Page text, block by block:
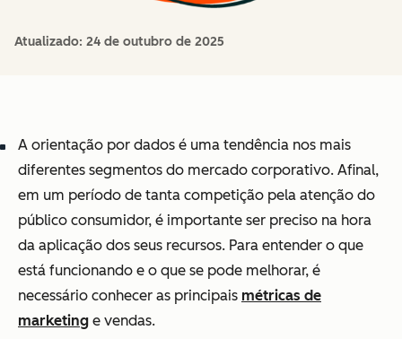
Atualizado: 24 de outubro de 2025
A orientação por dados é uma tendência nos mais
diferentes segmentos do mercado corporativo. Afinal,
em um período de tanta competição pela atenção do
público consumidor, é importante ser preciso na hora
da aplicação dos seus recursos. Para entender o que
está funcionando e o que se pode melhorar, é
necessário conhecer as principais métricas de
marketing e vendas.